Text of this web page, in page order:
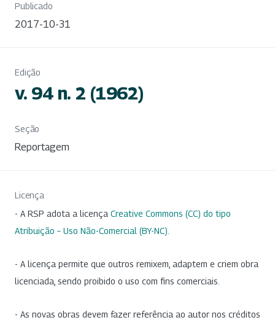
Publicado
2017-10-31
Edição
v. 94 n. 2 (1962)
Seção
Reportagem
Licença
- A RSP adota a licença Creative Commons (CC) do tipo
Atribuição – Uso Não-Comercial (BY-NC)
- A licença permite que outros remixem, adaptem e criem obra
licenciada, sendo proibido o uso com fins comerciais.
- As novas obras devem fazer referência ao autor nos créditos